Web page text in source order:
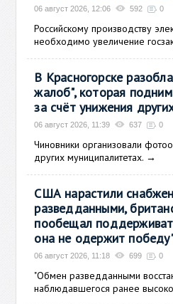
06 август 2026, 12:06 592 0
Российскому производству
необходимо увеличение
В Красногорске
жалоб", которая
за счёт унижения
06 август 2026, 11:39 637 0
Чиновники организовали
других муниципалитетах. →
США нарастили
разведданными,
пообещал
она не одержит
06 август 2026, 11:18 699 0
"Обмен разведданными
наблюдавшегося ранее